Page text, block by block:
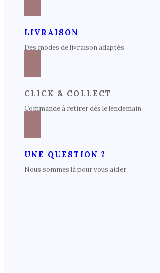
LIVRAISON
Des modes de livraison adaptés
CLICK & COLLECT
Commande à retirer dès le lendemain
UNE QUESTION ?
Nous sommes là pour vous aider